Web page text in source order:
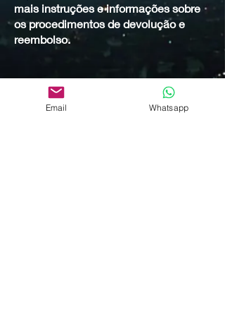
mais instruções e informações sobre
os procedimentos de devolução e
reembolso.
As explicações e informações aqui
fornecidas são apenas explicações
Email Whatsapp